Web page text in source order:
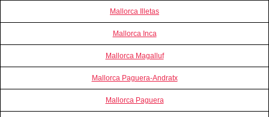
Mallorca Illetas
Mallorca Inca
Mallorca Magalluf
Mallorca Paguera-Andratx
Mallorca Paguera